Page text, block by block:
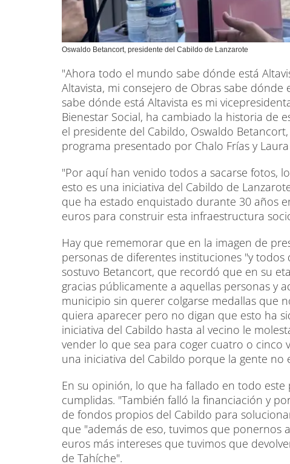
Oswaldo Betancort, presidente del Cabildo de Lanzarote
"Ahora todo el mundo sabe dónde está
Altavista, mi consejero de Obras sabe
sabe dónde está Altavista es mi
Bienestar Social, ha cambiado la historia de
el presidente del Cabildo, Oswaldo
programa presentado por Chalo Frías y
"Por aquí han venido todos a sacarse fotos,
esto es una iniciativa del Cabildo de
que ha estado enquistado durante 30 años
euros para construir esta infraestructura
Hay que rememorar que en la imagen de
personas de diferentes instituciones "y
sostuvo Betancort, que recordó que en su
gracias públicamente a aquellas personas y
municipio sin querer colgarse medallas que
quiera aparecer pero no digan que esto ha
iniciativa del Cabildo hasta al vecino le
vender lo que sea para coger cuatro o
una iniciativa del Cabildo porque la gente no
En su opinión, lo que ha fallado en todo
cumplidas. "También falló la financiación y
de fondos propios del Cabildo para
que "además de eso, tuvimos que
euros más intereses que tuvimos que
de Tahíche".